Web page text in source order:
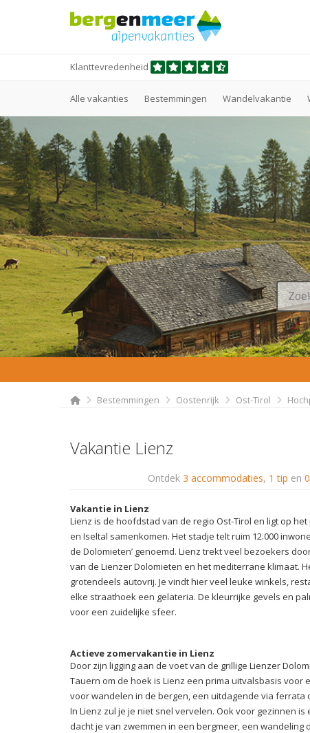
Klanttevredenheid
Alle vakanties Bestemmingen Wandelvakantie
Bestemmingen Oostenrijk Ost-Tirol
Vakantie Lienz
Ontdek 3 accommodaties, 1 tip en
Vakantie in Lienz
Lienz is de hoofdstad van de regio Ost-Tirol en ligt op
en Iseltal samenkomen. Het stadje telt ruim 12.000
de Dolomieten’ genoemd. Lienz trekt veel bezoekers
van de Lienzer Dolomieten en het mediterrane klimaat.
grotendeels autovrij. Je vindt hier veel leuke winkels,
elke straathoek een gelateria. De kleurrijke gevels en
voor een zuidelijke sfeer.
Actieve zomervakantie in Lienz
Door zijn ligging aan de voet van de grillige Lienzer
Tauern om de hoek is Lienz een prima uitvalsbasis voor
voor wandelen in de bergen, een uitdagende via ferrata
In Lienz zul je je niet snel vervelen. Ook voor gezinnen
dacht je van zwemmen in een bergmeer, een